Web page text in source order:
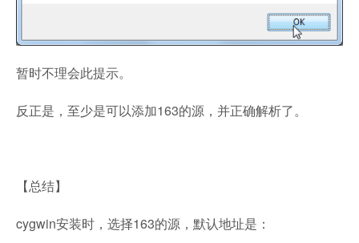
暂时不理会此提示。
反正是，至少是可以添加163的源，并正确解析了。
【总结】
cygwin安装时，选择163的源，默认地址是：